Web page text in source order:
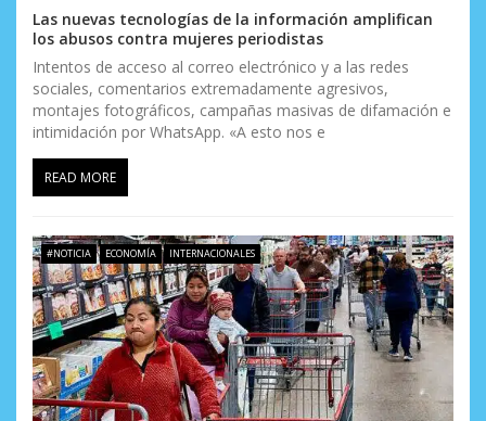
Las nuevas tecnologías de la información amplifican
los abusos contra mujeres periodistas
Intentos de acceso al correo electrónico y a las redes
sociales, comentarios extremadamente agresivos,
montajes fotográficos, campañas masivas de difamación e
intimidación por WhatsApp. «A esto nos e
READ MORE
#NOTICIA ECONOMÍA INTERNACIONALES